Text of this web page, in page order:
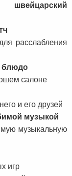
швейцарский
расслабления
блюдо
салоне
и его друзей
музыкой
музыкальную
игр